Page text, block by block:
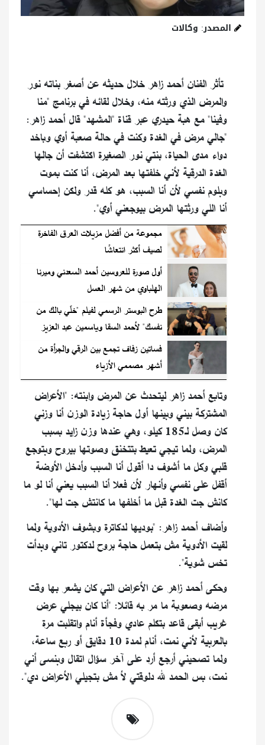
المصدر: وكالات
تأثر الفنان أحمد زاهر خلال حديثه عن أصغر بناته نور
والمرض الذي ورثته منه، وخلال لقائه في برنامج "منا
وفينا" مع هبة حيدري عبر قناة "المشهد" قال أحمد زاهر:
"جالي مرض في الغدة وكنت في حالة صعبة أوي وباخد
دواء مدى الحياة، بنتي نور الصغيرة اكتشفت أن جالها
الغدة الدرقية لأني خلفتها بعد المرض، أنا كنت بموت
وبلوم نفسي لأن أنا السبب، هو كله قدر ولكن إحساسي
أنا اللي ورثتها المرض بيوجعني أوي".
مجموعة من أفضل مزيلات العرق الفاخرة
لصيف أكثر انتعاشًا
أول صورة للعروسين أحمد السعدني وميرنا
الهلباوي من شهر العسل
طرح البوستر الرسمي لفيلم "خلّي بالك من
نفسك" لأحمد السقا وياسمين عبد العزيز
فساتين زفاف تجمع بين الرقي والجرأة من
أشهر مصممي الأزياء
وتابع أحمد زاهر ليتحدث عن المرض وابنته: "الأعراض
المشتركة بيني وبينها أول حاجة زيادة الوزن أنا وزني
كان وصل لـ185 كيلو، وهي عندها وزن زايد بسبب
المرض، ولما تيجي تعيط بتتخنق وصوتها بيروح وبتوجع
قلبي وكل ما أشوف دا أقول أنا السبب وأدخل الأوضة
أقفل على نفسي وأنهار لأن فعلا أنا السبب يعني أنا لو ما
كانش جت الغدة قبل ما أخلفها ما كانتش جت لها".
وأضاف أحمد زاهر: "بوديها لدكاترة وبشوف الأدوية ولما
لقيت الأدوية مش بتعمل حاجة بروح لدكتور تاني وبدأت
تخس شوية".
وحكى أحمد زاهر عن الأعراض التي كان يشعر بها وقت
مرضه وصعوبة ما مر به قائلا: "أنا كان بيجلي عرض
غريب أبقى قاعد بتكلم عادي وفجأة أنام واتقلبت مرة
بالعربية لأني نمت، أنام لمدة 10 دقايق أو ربع ساعة،
ولما تصحيني أرجع أرد على آخر سؤال اتقال وبنسى أني
نمت، بس الحمد لله دلوقتي لأ مش بتجيلي الأعراض دي".